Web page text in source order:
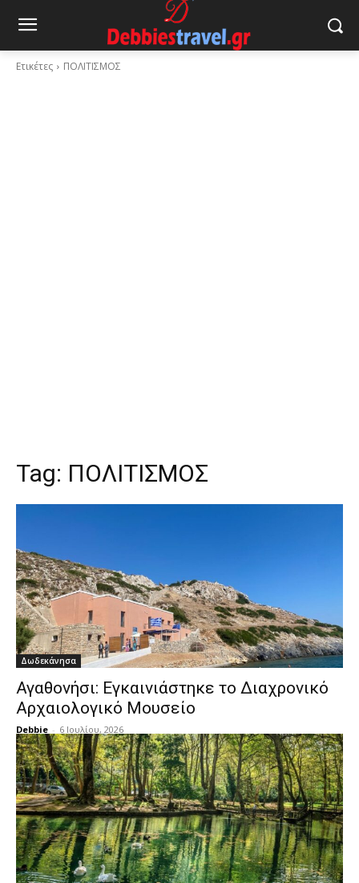
Ετικέτες ΠΟΛΙΤΙΣΜΟΣ
Tag: ΠΟΛΙΤΙΣΜΟΣ
Δωδεκάνησα
Αγαθονήσι: Εγκαινιάστηκε το Διαχρονικό
Αρχαιολογικό Μουσείο
Debbie - 6 Ιουλίου, 2026